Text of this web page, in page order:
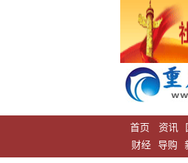
首页 资讯
财经
导购